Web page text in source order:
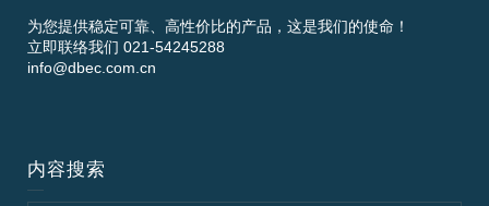
为您提供稳定可靠、高性价比的产品，这是我们的使命！
立即联络我们 021-54245288
info@dbec.com.cn
内容搜索